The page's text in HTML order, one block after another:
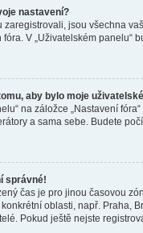
nastavení?
zaregistrovali, jsou všechna
V „Uživatelském panelu“
aby bylo moje
na záložce „Nastavení
a sama sebe. Budete
správné!
čas je pro jinou časovou
oblasti, např. Praha,
Pokud ještě nejste